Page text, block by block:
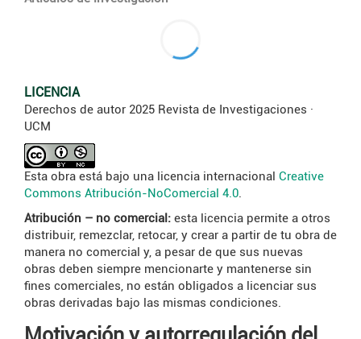
LICENCIA
Derechos de autor 2025 Revista de Investigaciones ·
UCM
Esta obra está bajo una licencia internacional Creative
Commons Atribución-NoComercial 4.0.
Atribución – no comercial: esta licencia permite a otros
distribuir, remezclar, retocar, y crear a partir de tu obra de
manera no comercial y, a pesar de que sus nuevas
obras deben siempre mencionarte y mantenerse sin
fines comerciales, no están obligados a licenciar sus
obras derivadas bajo las mismas condiciones.